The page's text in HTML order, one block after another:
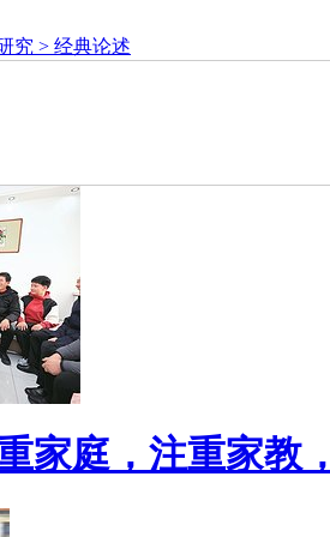
究 > 经典论述
家庭，注重家教